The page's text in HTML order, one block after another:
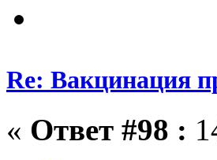
Re: Вакцинация
« Ответ #98 :